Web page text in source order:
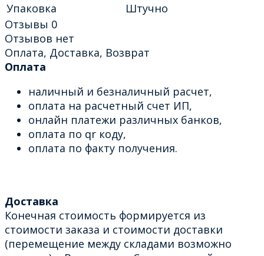
Упаковка
Штучно
Отзывы 0
Отзывов нет
Оплата, Доставка, Возврат
Оплата
наличный и безналичный расчет,
оплата на расчетный счет ИП,
онлайн платежи различных банков,
оплата по qr коду,
оплата по факту получения.
Доставка
Конечная стоимость формируется из
стоимости заказа и стоимости доставки
(перемещение между складами возможно